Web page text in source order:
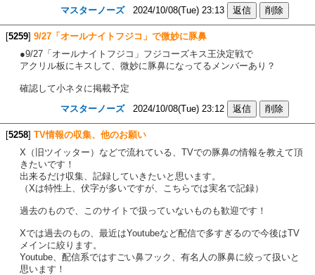
マスターノーズ2024/10/08(Tue) 23:13
[5259] 9/27「オールナイトフジコ」で微妙に豚鼻
●9/27「オールナイトフジコ」フジコーズキス王決定戦で
アクリル板にキスして、微妙に豚鼻になってるメンバーあり？
確認して小ネタに掲載予定
マスターノーズ2024/10/08(Tue) 23:12
[5258] TV情報の収集、他のお願い
X（旧ツイッター）などで流れている、TVでの豚鼻の情報を教えて頂
きたいです！
出来るだけ収集、記録していきたいと思います。
（Xは特性上、伏字が多いですが、こちらでは実名で記録）
過去のもので、このサイトで扱っていないものも歓迎です！
Xでは過去のもの、最近はYoutubeなど配信で多すぎるので今後はTV
メインに絞ります。
Youtube、配信系ではすごい鼻フック、有名人の豚鼻に絞って扱いと
思います！